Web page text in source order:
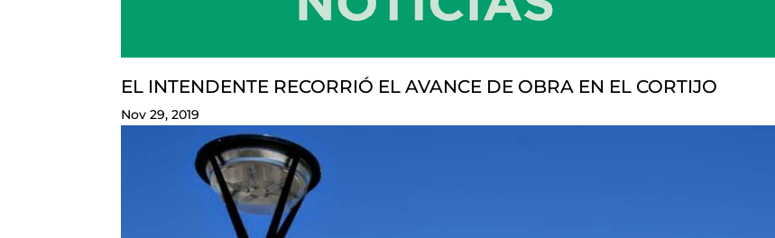
EL INTENDENTE RECORRIÓ EL AVANCE DE OBRA EN EL CORTIJO
Nov 29, 2019